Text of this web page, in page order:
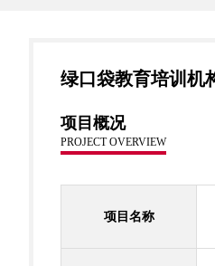
绿口袋教育培训机
项目概况
PROJECT OVERVIEW
项目名称